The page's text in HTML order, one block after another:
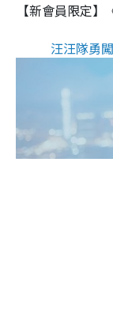
【新會員限定
汪汪隊勇